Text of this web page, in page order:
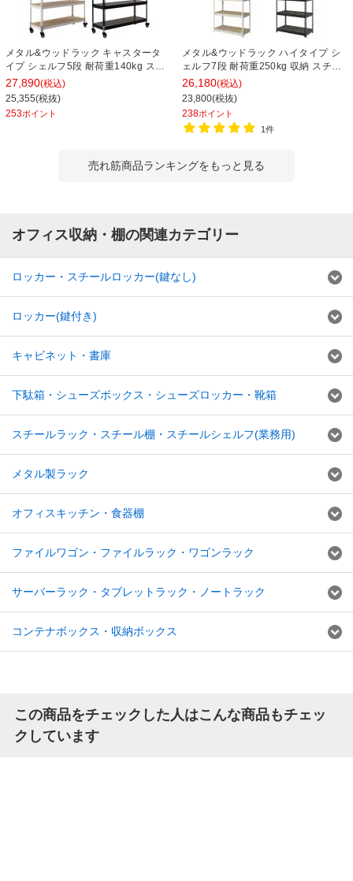
メタル&ウッドラック キャスタータ
イプ シェルフ5段 耐荷重140kg スチ
ールラック オープンラック リバーシ
ブル棚 MK-825 収納 幅1250×奥行
450×高さ1915mm
27,890(税込)
25,355(税抜)
253ポイント
メタル&ウッドラック ハイタイプ シ
ェルフ7段 耐荷重250kg 収納 スチー
ルラック オープンラック リバーシブ
ル棚 MK-2287 幅810×奥行410×高さ
2270mm
26,180(税込)
23,800(税抜)
238ポイント
1件
売れ筋商品ランキングをもっと見る
オフィス収納・棚の関連カテゴリー
ロッカー・スチールロッカー(鍵なし)
ロッカー(鍵付き)
キャビネット・書庫
下駄箱・シューズボックス・シューズロッカー・靴箱
スチールラック・スチール棚・スチールシェルフ(業務用)
メタル製ラック
オフィスキッチン・食器棚
ファイルワゴン・ファイルラック・ワゴンラック
サーバーラック・タブレットラック・ノートラック
コンテナボックス・収納ボックス
この商品をチェックした人はこんな商品もチェッ
クしています